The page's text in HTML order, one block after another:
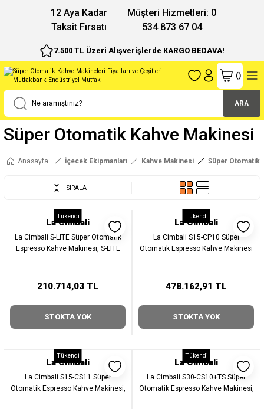
12 Aya Kadar
Taksit Fırsatı
Müşteri Hizmetleri: 0
534 873 67 04
7.500 TL Üzeri Alışverişlerde KARGO BEDAVA!
ARA
()
Süper Otomatik Kahve Makinesi
Anasayfa İçecek Ekipmanları Kahve Makinesi Süper Otomatik
SIRALA
Tükendi
La Cimbali
La Cimbali S-LITE Süper Otomatik
Espresso Kahve Makinesi, S-LITE
210.714,03 TL
STOKTA YOK
Tükendi
La Cimbali
La Cimbali S15-CP10 Süper
Otomatik Espresso Kahve Makinesi
478.162,91 TL
STOKTA YOK
Tükendi
La Cimbali
La Cimbali S15-CS11 Süper
Otomatik Espresso Kahve Makinesi,
Tükendi
La Cimbali
La Cimbali S30-CS10+TS Süper
Otomatik Espresso Kahve Makinesi,